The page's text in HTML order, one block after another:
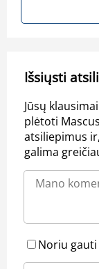
Išsiųsti
Jūsų
plėtoti
atsiliepimus
galima
Noriu